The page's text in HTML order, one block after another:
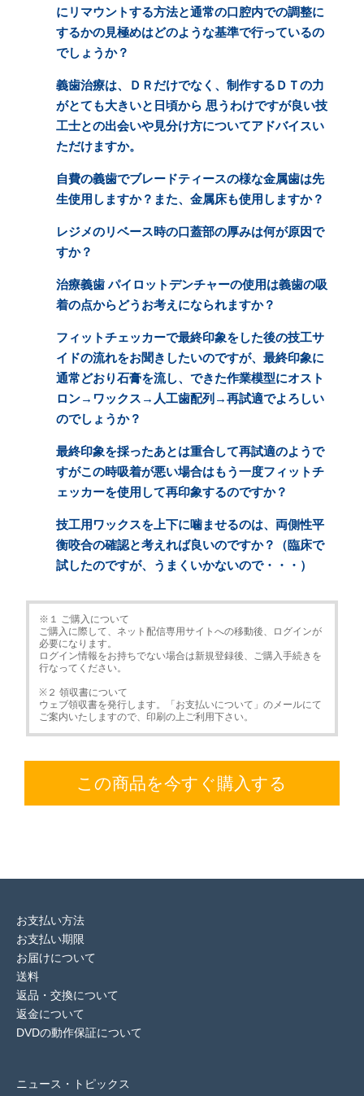
にリマウントする方法と通常の口腔内での調整に
するかの見極めはどのような基準で行っているの
でしょうか？
義歯治療は、ＤＲだけでなく、制作するＤＴの力
がとても大きいと日頃から 思うわけですが良い技
工士との出会いや見分け方についてアドバイスい
ただけますか。
自費の義歯でブレードティースの様な金属歯は先
生使用しますか？また、金属床も使用しますか？
レジメのリベース時の口蓋部の厚みは何が原因で
すか？
治療義歯 パイロットデンチャーの使用は義歯の吸
着の点からどうお考えになられますか？
フィットチェッカーで最終印象をした後の技工サ
イドの流れをお聞きしたいのですが、最終印象に
通常どおり石膏を流し、できた作業模型にオスト
ロン→ワックス→人工歯配列→再試適でよろしい
のでしょうか？
最終印象を採ったあとは重合して再試適のようで
すがこの時吸着が悪い場合はもう一度フィットチ
ェッカーを使用して再印象するのですか？
技工用ワックスを上下に噛ませるのは、両側性平
衡咬合の確認と考えれば良いのですか？（臨床で
試したのですが、うまくいかないので・・・）
※１ ご購入について
ご購入に際して、ネット配信専用サイトへの移動後、ログインが
必要になります。
ログイン情報をお持ちでない場合は新規登録後、ご購入手続きを
行なってください。
※２ 領収書について
ウェブ領収書を発行します。「お支払いについて」のメールにて
ご案内いたしますので、印刷の上ご利用下さい。
この商品を今すぐ購入する
お支払い方法
お支払い期限
お届けについて
送料
返品・交換について
返金について
DVDの動作保証について
ニュース・トピックス